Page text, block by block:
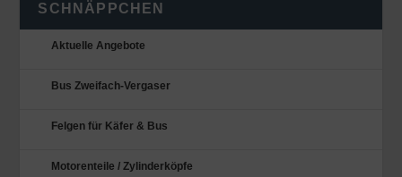
SCHNÄPPCHEN
Aktuelle Angebote
Bus Zweifach-Vergaser
Felgen für Käfer & Bus
Motorenteile / Zylinderköpfe